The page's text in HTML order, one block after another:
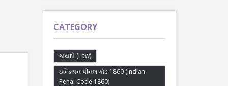
CATEGORY
કાયદો (Law)
ઇન્ડિયન પીનલ કોડ 1860 (Indian
Penal Code 1860)